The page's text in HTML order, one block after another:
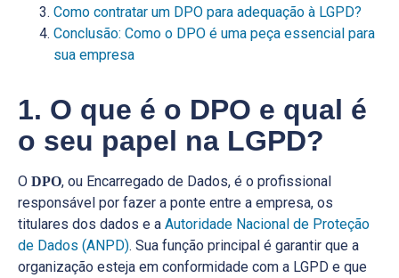
Como contratar um DPO para adequação à LGPD?
Conclusão: Como o DPO é uma peça essencial para
sua empresa
1. O que é o DPO e qual é
o seu papel na LGPD?
O DPO, ou Encarregado de Dados, é o profissional
responsável por fazer a ponte entre a empresa, os
titulares dos dados e a Autoridade Nacional de Proteção
de Dados (ANPD). Sua função principal é garantir que a
organização esteja em conformidade com a LGPD e que